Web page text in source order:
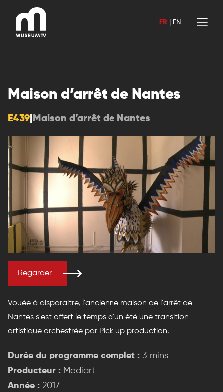
contenu
FR EN
Maison d’arrêt de Nantes
E439 Maison d’arrêt de Nantes
Regarder
Vouée à disparaitre, l'ancienne maison de l'arrêt de
Nantes s'est offert le temps d'un été une transition
artistique orchestrée par Pick up production.
Durée du programme complet : 3 mins
Producteur : Mediart
Année : 2017